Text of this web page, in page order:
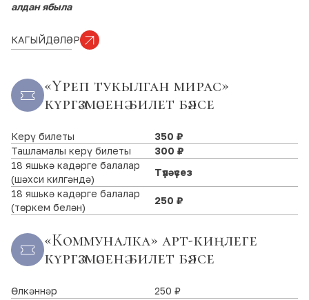
алдан ябыла
КАГЫЙДӘЛӘР
«Үреп тукылган мирас»
күргәзмәсенә билет бәясе
Керү билеты
350 ₽
Ташламалы керү билеты
300 ₽
18 яшькә кадәрге балалар
(шәхси килгәндә)
Түләүсез
18 яшькә кадәрге балалар
(төркем белән)
250 ₽
«Коммуналка» арт-киңлеге
күргәзмәсенә билет бәясе
Өлкәннәр
250 ₽